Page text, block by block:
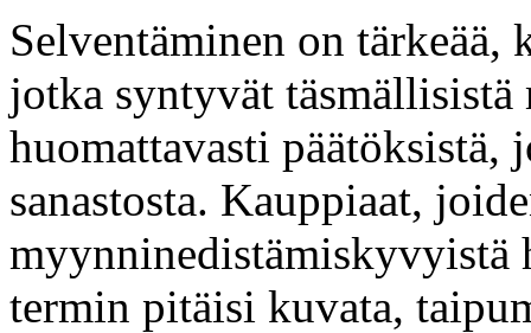
Selventäminen on tärkeää,
jotka syntyvät
huomattavasti päätöksistä,
sanastosta. Kauppiaat,
myynninedistämiskyvyistä
termin pitäisi kuvata,